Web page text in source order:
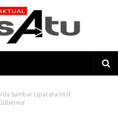
Sumbar Upacara HUT